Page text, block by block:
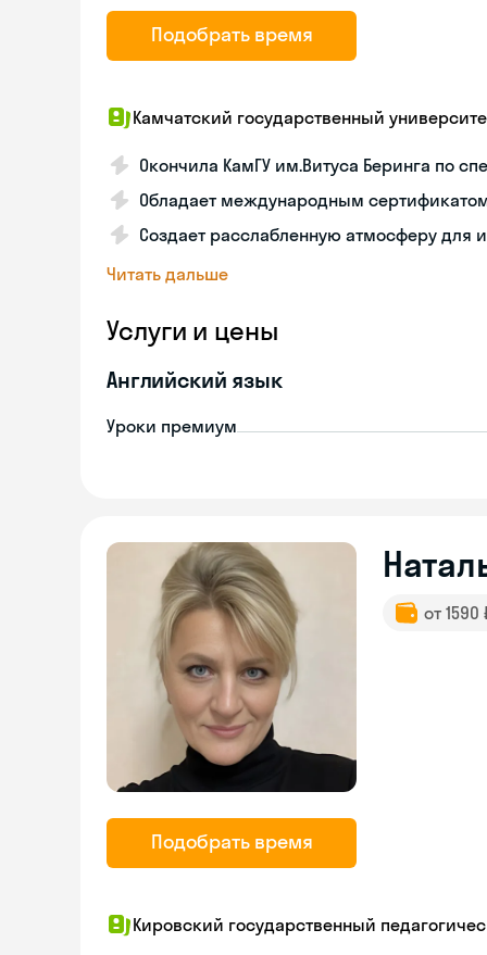
Подобрать время
Камчатский государственный
Окончила КамГУ им.Витуса Беринга по
Обладает международным сертификатом
Создает расслабленную атмосферу для
Читать дальше
Услуги и цены
Английский язык
Уроки премиум
Подобрать время
от
Кировский государственный